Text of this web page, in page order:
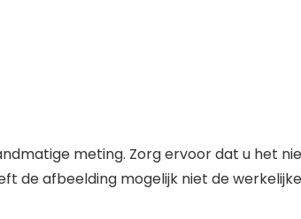
meting. Zorg ervoor dat u het
de afbeelding mogelijk niet de